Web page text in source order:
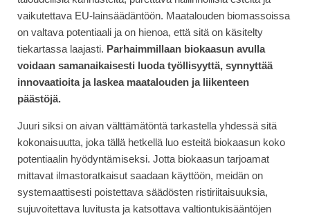
vaikutettava EU-lainsäädäntöön. Maatalouden biomassoissa
on valtava potentiaali ja on hienoa, että sitä on käsitelty
tiekartassa laajasti. Parhaimmillaan biokaasun avulla
voidaan samanaikaisesti luoda työllisyyttä, synnyttää
innovaatioita ja laskea maatalouden ja liikenteen
päästöjä.
Juuri siksi on aivan välttämätöntä tarkastella yhdessä sitä
kokonaisuutta, joka tällä hetkellä luo esteitä biokaasun koko
potentiaalin hyödyntämiseksi. Jotta biokaasun tarjoamat
mittavat ilmastoratkaisut saadaan käyttöön, meidän on
systemaattisesti poistettava säädösten ristiriitaisuuksia,
sujuvoitettava luvitusta ja katsottava valtiontukisääntöjen